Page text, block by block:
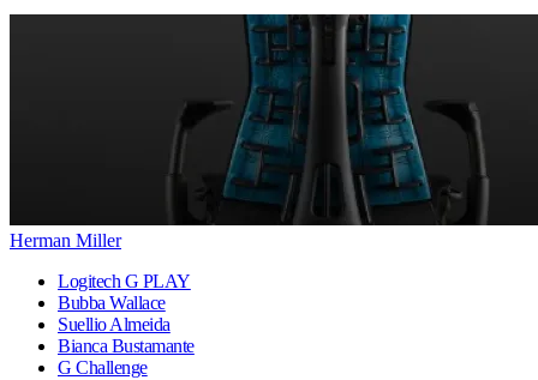
Herman Miller
Logitech G PLAY
Bubba Wallace
Suellio Almeida
Bianca Bustamante
G Challenge